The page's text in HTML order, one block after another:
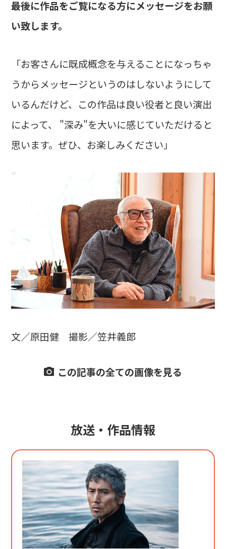
――最後に作品をご覧になる方にメッセージをお願
い致します。
「お客さんに既成概念を与えることになっちゃ
うからメッセージというのはしないようにして
いるんだけど、この作品は良い役者と良い演出
によって、 "深み"を大いに感じていただけると
思います。ぜひ、お楽しみください」
文／原田健 撮影／笠井義郎
この記事の全ての画像を見る
放送・作品情報